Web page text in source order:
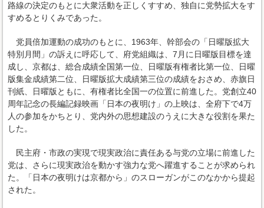
路線の決定のもとに大衆活動を正しくすすめ、独自に党勢拡大をす
すめるとりくみであった。
党員倍加運動の成功のもとに、1963年、幹部会の「日曜版拡大
特別月間」の訴えに呼応して、府党組織は、7月に日曜版目標を達
成し、京都は、総合成績全国第一位、日曜版有権者比第一位、日曜
版集金成績第二位、日曜版拡大成績第三位の成績をおさめ、赤旗日
刊紙、日曜版ともに、有権者比全国一の位置に前進した。党創立40
周年記念の長編記録映画「日本の夜明け」の上映は、全府下で4万
人の参加をかちとり、党内外の思想建設のうえに大きな役割を果た
した。
民主府・市政の実現で現実政治に責任ある与党の立場に前進した
党は、さらに現実政治を動かす強力な党へ躍進することが求められ
た。「日本の夜明けは京都から」のスローガンがこのなかから提起
された。